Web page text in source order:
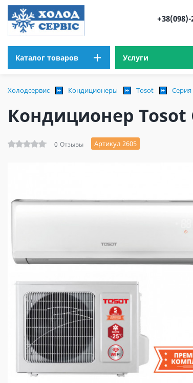
+38(098)-
Каталог товаров Услуги
Холодсервис Кондиционеры Tosot Серия
Кондиционер Tosot
0 Отзывы Артикул 2605